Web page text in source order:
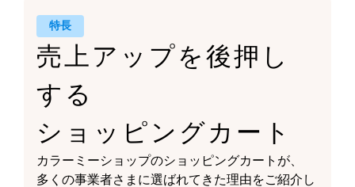
特長
売上アップを後押し
する
ショッピングカート
カラーミーショップのショッピングカートが、
多くの事業者さまに選ばれてきた理由をご紹介し